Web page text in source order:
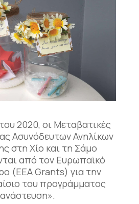
2020, οι Μεταβατικές
Ασυνόδευτων Ανηλίκων
στη Χίο και τη Σάμο
από τον Ευρωπαϊκό
(EEA Grants) για την
του προγράμματος